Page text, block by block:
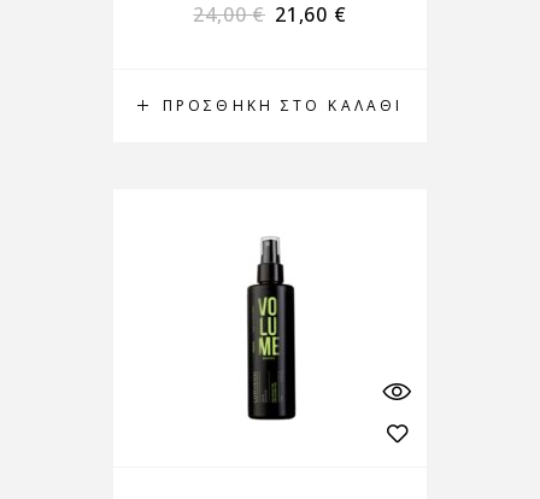
ΠΡΟΣΘΉΚΗ ΣΤΟ ΚΑΛΆΘΙ
24,00€ 21,60 €